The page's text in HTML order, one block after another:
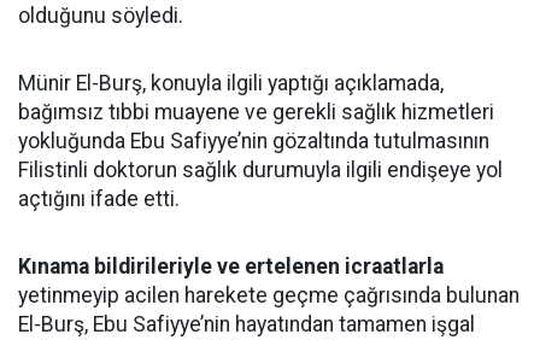
olduğunu söyledi.
Münir El-Burş, konuyla ilgili yaptığı açıklamada,
bağımsız tıbbi muayene ve gerekli sağlık hizmetleri
yokluğunda Ebu Safiyye’nin gözaltında tutulmasının
Filistinli doktorun sağlık durumuyla ilgili endişeye yol
açtığını ifade etti.
Kınama bildirileriyle ve ertelenen icraatlarla
yetinmeyip acilen harekete geçme çağrısında bulunan
El-Burş, Ebu Safiyye’nin hayatından tamamen işgal